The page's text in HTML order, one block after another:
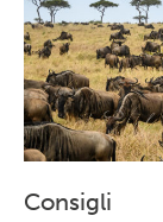
Consigli